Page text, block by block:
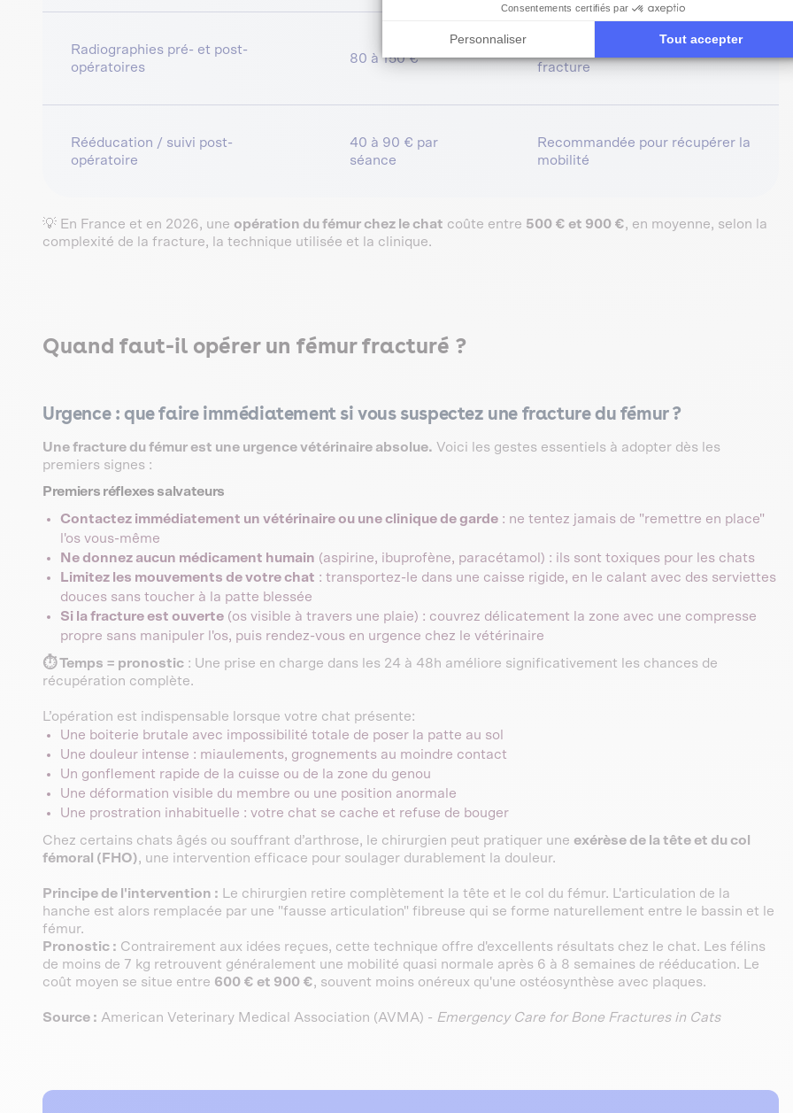
Radiographies pré- et post-
opératoires
80 à 150 €
Pour localiser et contrôler la
fracture
Rééducation / suivi post-
opératoire
40 à 90 € par
séance
Recommandée pour récupérer la
mobilité
💡 En France et en 2026, une opération du fémur chez le chat coûte entre 500 € et 900 €, en moyenne, selon la
complexité de la fracture, la technique utilisée et la clinique.
Quand faut-il opérer un fémur fracturé ?
Urgence : que faire immédiatement si vous suspectez une fracture du fémur ?
Une fracture du fémur est une urgence vétérinaire absolue. Voici les gestes essentiels à adopter dès les
premiers signes :
Premiers réflexes salvateurs
Contactez immédiatement un vétérinaire ou une clinique de garde : ne tentez jamais de "remettre en place"
l'os vous-même
Ne donnez aucun médicament humain (aspirine, ibuprofène, paracétamol) : ils sont toxiques pour les chats
Limitez les mouvements de votre chat : transportez-le dans une caisse rigide, en le calant avec des serviettes
douces sans toucher à la patte blessée
Si la fracture est ouverte (os visible à travers une plaie) : couvrez délicatement la zone avec une compresse
propre sans manipuler l'os, puis rendez-vous en urgence chez le vétérinaire
⏱️ Temps = pronostic : Une prise en charge dans les 24 à 48h améliore significativement les chances de
récupération complète.
L’opération est indispensable lorsque votre chat présente:
Une boiterie brutale avec impossibilité totale de poser la patte au sol
Une douleur intense : miaulements, grognements au moindre contact
Un gonflement rapide de la cuisse ou de la zone du genou
Une déformation visible du membre ou une position anormale
Une prostration inhabituelle : votre chat se cache et refuse de bouger
Chez certains chats âgés ou souffrant d’arthrose, le chirurgien peut pratiquer une exérèse de la tête et du col
fémoral (FHO), une intervention efficace pour soulager durablement la douleur.
Principe de l'intervention : Le chirurgien retire complètement la tête et le col du fémur. L'articulation de la
hanche est alors remplacée par une "fausse articulation" fibreuse qui se forme naturellement entre le bassin et le
fémur.
Pronostic : Contrairement aux idées reçues, cette technique offre d'excellents résultats chez le chat. Les félins
de moins de 7 kg retrouvent généralement une mobilité quasi normale après 6 à 8 semaines de rééducation. Le
coût moyen se situe entre 600 € et 900 €, souvent moins onéreux qu'une ostéosynthèse avec plaques.
Source : American Veterinary Medical Association (AVMA) - Emergency Care for Bone Fractures in Cats
Consentements certifiés par
Personnaliser Tout accepter